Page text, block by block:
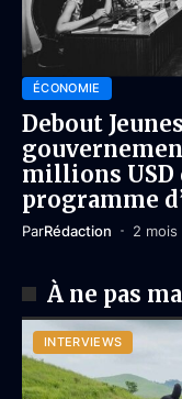
ÉCONOMIE
Debout
millions USD
programme
ParRédaction 2 mois
À ne pas
INTERVIEWS